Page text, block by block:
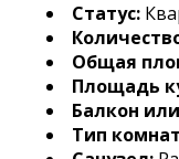
Статус:
Общая
Площадь
Балкон
Тип